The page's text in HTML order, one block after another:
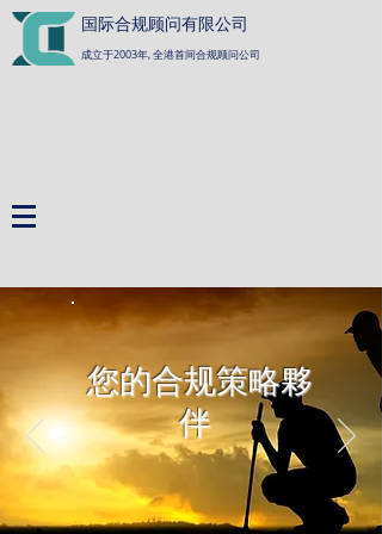
国际合规顾问有限公司
成立于2003年, 全港首间合规顾问公司
您的合规策略夥
伴